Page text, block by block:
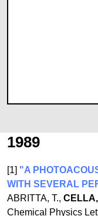
1989
[1] "A
WITH SEVERAL
ABRITTA, T.,
Chemical Physics